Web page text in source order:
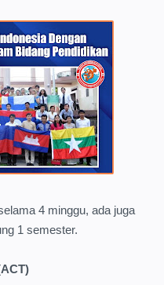
4 minggu, ada juga
1 semester.